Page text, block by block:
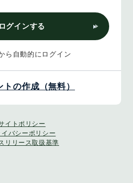
ログインする
ら自動的にログイン
トの作成（無料）
イトポリシー
イバシーポリシー
リリース取扱基準